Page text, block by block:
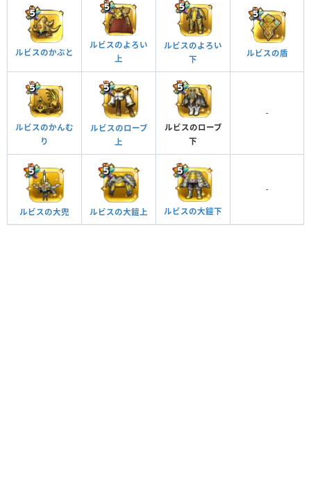
ルビスのかぶと
ルビスのよろい
上
ルビスのよろい
下
ルビスの盾
ルビスのかんむ
り
ルビスのローブ
上
ルビスのローブ
下
-
ルビスの大兜 ルビスの大鎧上 ルビスの大鎧下
-